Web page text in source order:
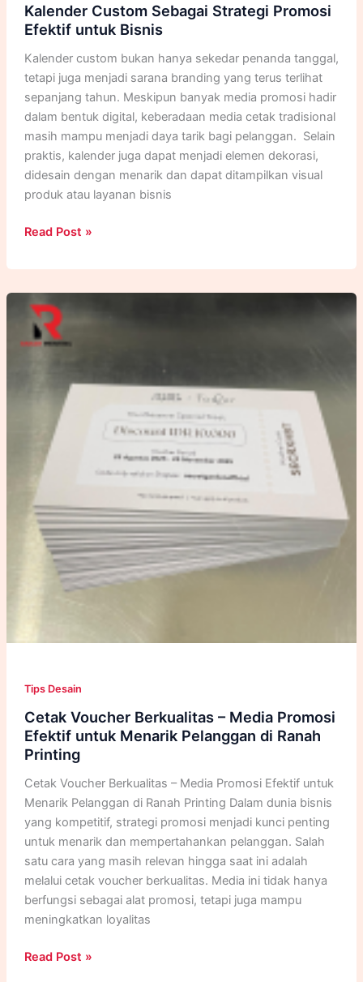
Kalender Custom Sebagai Strategi Promosi
Efektif untuk Bisnis
Kalender custom bukan hanya sekedar penanda tanggal,
tetapi juga menjadi sarana branding yang terus terlihat
sepanjang tahun. Meskipun banyak media promosi hadir
dalam bentuk digital, keberadaan media cetak tradisional
masih mampu menjadi daya tarik bagi pelanggan. Selain
praktis, kalender juga dapat menjadi elemen dekorasi,
didesain dengan menarik dan dapat ditampilkan visual
produk atau layanan bisnis
Kalender
Sebagai
Strategi
Promosi
Efektif
untuk
Read Post »
Tips Desain
Cetak Voucher Berkualitas – Media Promosi
Efektif untuk Menarik Pelanggan di Ranah
Printing
Cetak Voucher Berkualitas – Media Promosi Efektif untuk
Menarik Pelanggan di Ranah Printing Dalam dunia bisnis
yang kompetitif, strategi promosi menjadi kunci penting
untuk menarik dan mempertahankan pelanggan. Salah
satu cara yang masih relevan hingga saat ini adalah
melalui cetak voucher berkualitas. Media ini tidak hanya
berfungsi sebagai alat promosi, tetapi juga mampu
meningkatkan loyalitas
Cetak
Read Post »